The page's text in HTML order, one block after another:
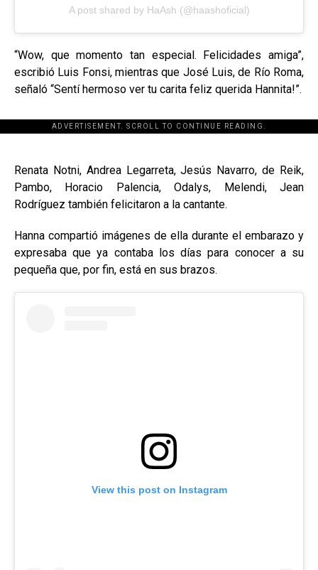
A post shared by HaAsh (@haashoficial)
“Wow, que momento tan especial. Felicidades amiga”,
escribió Luis Fonsi, mientras que José Luis, de Río Roma,
señaló “Sentí hermoso ver tu carita feliz querida Hannita!”.
ADVERTISEMENT. SCROLL TO CONTINUE READING.
[adsforwp id="243463"]
Renata Notni, Andrea Legarreta, Jesús Navarro, de Reik,
Pambo, Horacio Palencia, Odalys, Melendi, Jean
Rodríguez también felicitaron a la cantante.
Hanna compartió imágenes de ella durante el embarazo y
expresaba que ya contaba los días para conocer a su
pequeña que, por fin, está en sus brazos.
View this post on Instagram